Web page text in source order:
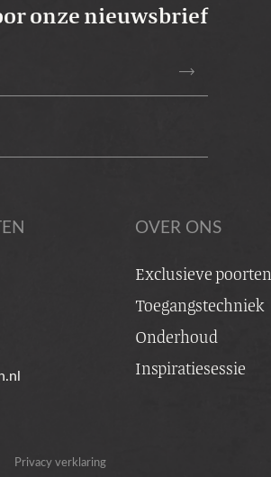
onze nieuwsbrief
trending_flat
OVER ONS
Exclusieve poorten
Toegangstechniek
Onderhoud
Inspiratiesessie
Privacy verklaring